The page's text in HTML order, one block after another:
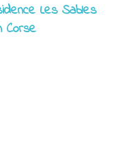
Les Sables
Corse